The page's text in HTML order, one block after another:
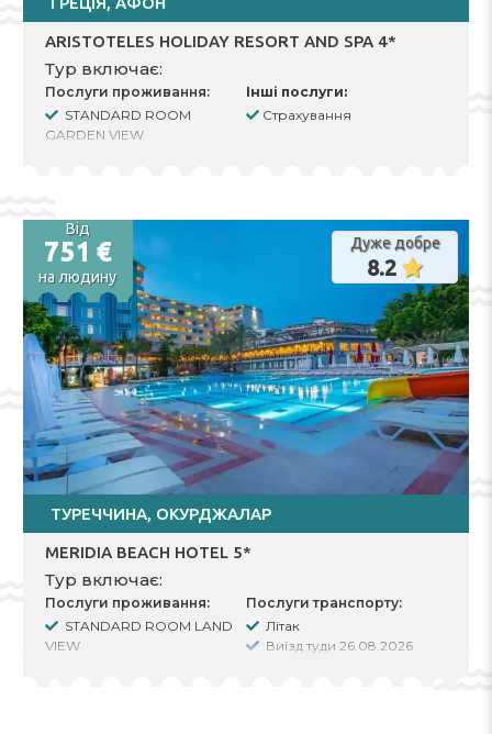
ARISTOTELES HOLIDAY RESORT AND SPA 4*
Тур включає:
Послуги проживання:
STANDARD ROOM
GARDEN VIEW
Виселення 17.09.2026
Інші послуги:
Страхування
Від
751 €
на людину
Дуже добре
8.2
ТУРЕЧЧИНА, ОКУРДЖАЛАР
MERIDIA BEACH HOTEL 5*
Тур включає:
Послуги проживання:
STANDARD ROOM LAND
VIEW
Послуги транспорту:
Літак
Виїзд туди 26.08.2026